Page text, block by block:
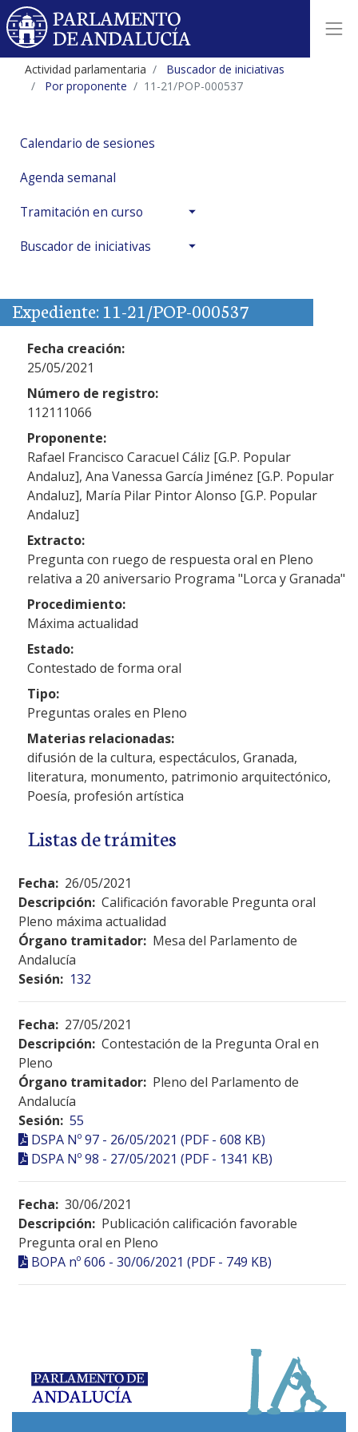
Actividad parlamentaria
Buscador de iniciativas
Por proponente
11-21/POP-000537
Calendario de sesiones
Agenda semanal
Tramitación en curso
Buscador de iniciativas
Expediente: 11-21/POP-000537
Fecha creación:
25/05/2021
Número de registro:
112111066
Proponente:
Rafael Francisco Caracuel Cáliz [G.P. Popular
Andaluz], Ana Vanessa García Jiménez [G.P. Popular
Andaluz], María Pilar Pintor Alonso [G.P. Popular
Andaluz]
Extracto:
Pregunta con ruego de respuesta oral en Pleno
relativa a 20 aniversario Programa "Lorca y Granada"
Procedimiento:
Máxima actualidad
Estado:
Contestado de forma oral
Tipo:
Preguntas orales en Pleno
Materias relacionadas:
difusión de la cultura, espectáculos, Granada,
literatura, monumento, patrimonio arquitectónico,
Poesía, profesión artística
Listas de trámites
Fecha: 26/05/2021
Descripción: Calificación favorable Pregunta oral
Pleno máxima actualidad
Órgano tramitador: Mesa del Parlamento de
Andalucía
Sesión: 132
Fecha: 27/05/2021
Descripción: Contestación de la Pregunta Oral en
Pleno
Órgano tramitador: Pleno del Parlamento de
Andalucía
Sesión: 55
DSPA Nº 97 - 26/05/2021 (PDF - 608 KB)
DSPA Nº 98 - 27/05/2021 (PDF - 1341 KB)
Fecha: 30/06/2021
Descripción: Publicación calificación favorable
Pregunta oral en Pleno
BOPA nº 606 - 30/06/2021 (PDF - 749 KB)